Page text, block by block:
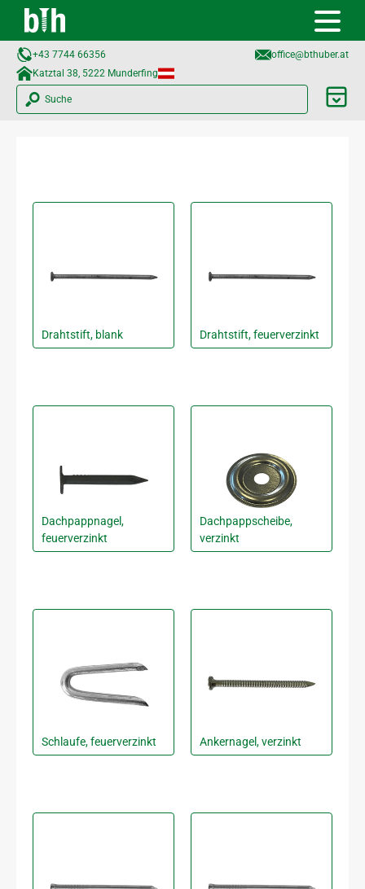
+43 7744 66356
office@bthuber.at​
Katztal 38, 5222 Munderfing
Suche
Drahtstift, blank Drahtstift, feuerverzinkt
Dachpappnagel,
feuerverzinkt
Dachpappscheibe,
verzinkt
Schlaufe, feuerverzinkt Ankernagel, verzinkt